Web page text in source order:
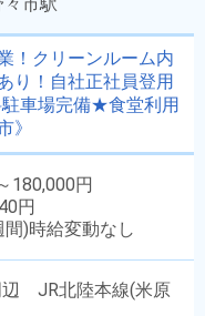
！クリーンルーム内
り！自社正社員登用
車場完備★食堂利用
》
180,000円
円
)時給変動なし
JR北陸本線(米原